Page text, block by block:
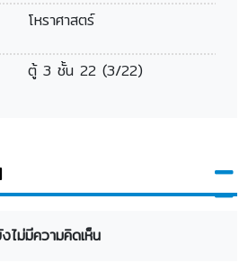
โหราศาสตร์
ตู้ 3 ชั้น 22 (3/22)
ไม่มีความคิดเห็น